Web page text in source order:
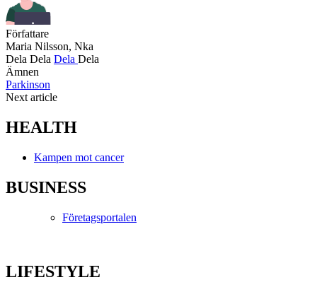
Författare
Maria Nilsson, Nka
Dela Dela Dela Dela
Ämnen
Parkinson
Next article
HEALTH
Kampen mot cancer
BUSINESS
Företagsportalen
LIFESTYLE